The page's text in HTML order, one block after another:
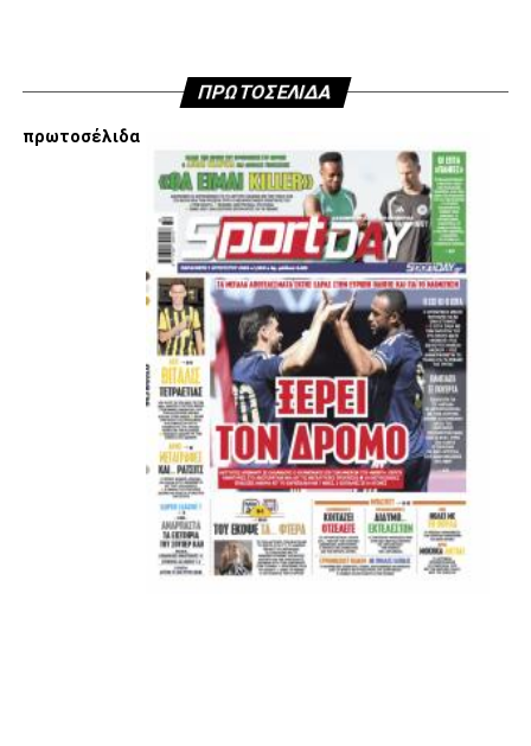
είναι αυτές που τους θέτουν εκτός κάδρου για εμάς
ADVERTISEMENT
Εμείς είμαστε μόνο Π.Α.Ο.Κ.
Μόνο τα 4 γράμματα έχουν σημασία για εμάς και
ΚΑΝΕΝΑΣ δεν είναι πάνω απο αυτά τα ιερά γράμματα.
ΠΡΩΤΟΣΕΛΙΔΑ
πρωτοσέλιδα